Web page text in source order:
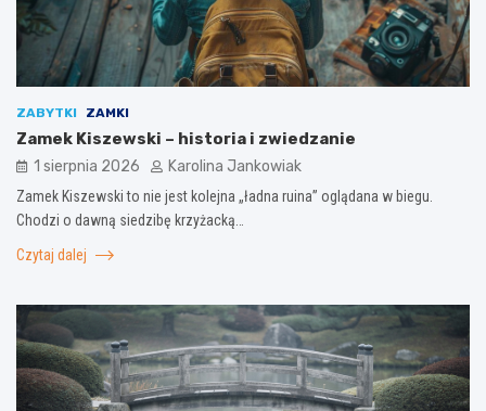
ZABYTKI ZAMKI
Zamek Kiszewski – historia i zwiedzanie
1 sierpnia 2026 Karolina Jankowiak
Zamek Kiszewski to nie jest kolejna „ładna ruina” oglądana w biegu.
Chodzi o dawną siedzibę krzyżacką…
Czytaj dalej